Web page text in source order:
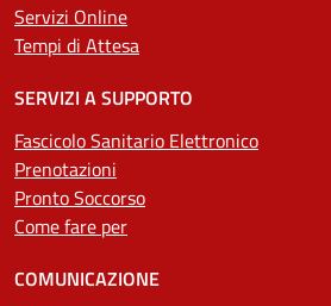
Servizi Online
Tempi di Attesa
SERVIZI A SUPPORTO
Fascicolo Sanitario Elettronico
Prenotazioni
Pronto Soccorso
Come fare per
COMUNICAZIONE